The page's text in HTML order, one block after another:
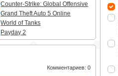
Counter-Strike: Global Offensive
Grand Theft Auto 5 Online
World of Tanks
Payday 2
Комментариев: 0